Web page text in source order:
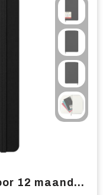
Moleskine dag-agenda voor 12 maanden met harde kaft